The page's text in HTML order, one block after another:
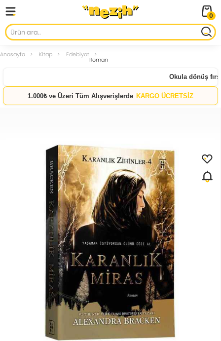
0
Anasayfa Kitap Edebiyat
Roman
Okula dönüş
1.000₺ ve Üzeri Tüm Alışverişlerde KARGO ÜCRETSİZ